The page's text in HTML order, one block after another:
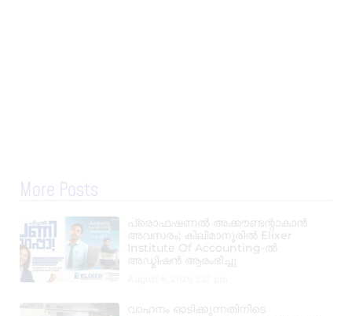
More Posts
പ്രൊഫഷണൽ അക്കൗണ്ടന്റാകാൻ
അവസരം; കിലിമാനൂരിൽ Elixer
Institute Of Accounting-ൽ
അഡ്മിഷൻ ആരംഭിച്ചു
വാഹനം ഓടിക്കുന്നതിനിടെ